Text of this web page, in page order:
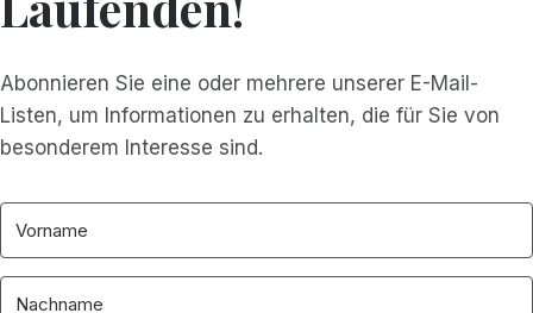
Abonnieren Sie eine oder mehrere unserer E-Mail-
Listen, um Informationen zu erhalten, die für Sie von
besonderem Interesse sind.